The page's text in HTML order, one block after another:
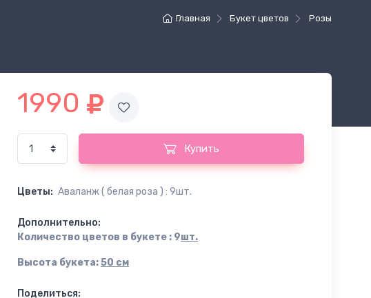
Главная Букет цветов Розы
1990
Купить
Цветы: Аваланж ( белая роза ) : 9шт.
Дополнительно:
Количество цветов в букете : 9шт.
Высота букета:50 см
Поделиться: